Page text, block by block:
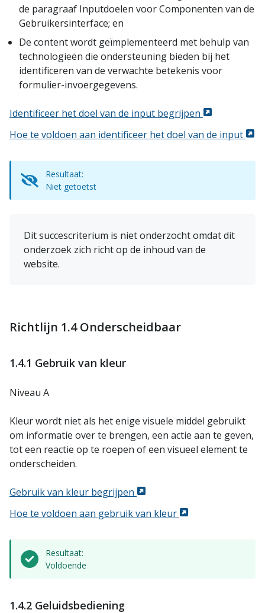
de paragraaf Inputdoelen voor Componenten van de
Gebruikersinterface; en
De content wordt geïmplementeerd met behulp van
technologieën die ondersteuning bieden bij het
identificeren van de verwachte betekenis voor
formulier-invoergegevens.
Identificeer het doel van de input begrijpen
Hoe te voldoen aan identificeer het doel van de input
Resultaat:
Niet getoetst
Dit succescriterium is niet onderzocht omdat dit
onderzoek zich richt op de inhoud van de
website.
Richtlijn 1.4 Onderscheidbaar
1.4.1 Gebruik van kleur
Niveau A
Kleur wordt niet als het enige visuele middel gebruikt
om informatie over te brengen, een actie aan te geven,
tot een reactie op te roepen of een visueel element te
onderscheiden.
Gebruik van kleur begrijpen
Hoe te voldoen aan gebruik van kleur
Resultaat:
Voldoende
1.4.2 Geluidsbediening